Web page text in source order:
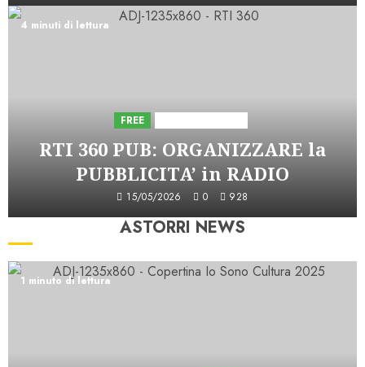
4 minuti di lettura
FREE
RTI 360 PUB: ORGANIZZARE la
PUBBLICITA’ in RADIO
15/05/2026 0 928
ASTORRI NEWS
1 minuto di lettura